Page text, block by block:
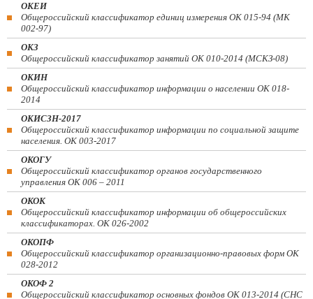
ОКЕИ
Общероссийский классификатор единиц измерения ОК 015-94 (МК
002-97)
ОКЗ
Общероссийский классификатор занятий ОК 010-2014 (МСКЗ-08)
ОКИН
Общероссийский классификатор информации о населении ОК 018-
2014
ОКИСЗН-2017
Общероссийский классификатор информации по социальной защите
населения. ОК 003-2017
ОКОГУ
Общероссийский классификатор органов государственного
управления ОК 006 – 2011
ОКОК
Общероссийский классификатор информации об общероссийских
классификаторах. ОК 026-2002
ОКОПФ
Общероссийский классификатор организационно-правовых форм ОК
028-2012
ОКОФ 2
Общероссийский классификатор основных фондов ОК 013-2014 (СНС